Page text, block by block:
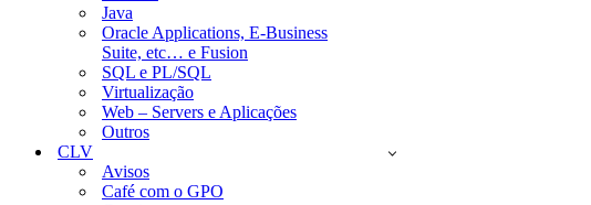
Java
Oracle Applications, E-Business
Suite, etc… e Fusion
SQL e PL/SQL
Virtualização
Web – Servers e Aplicações
Outros
CLV
Avisos
Café com o GPO